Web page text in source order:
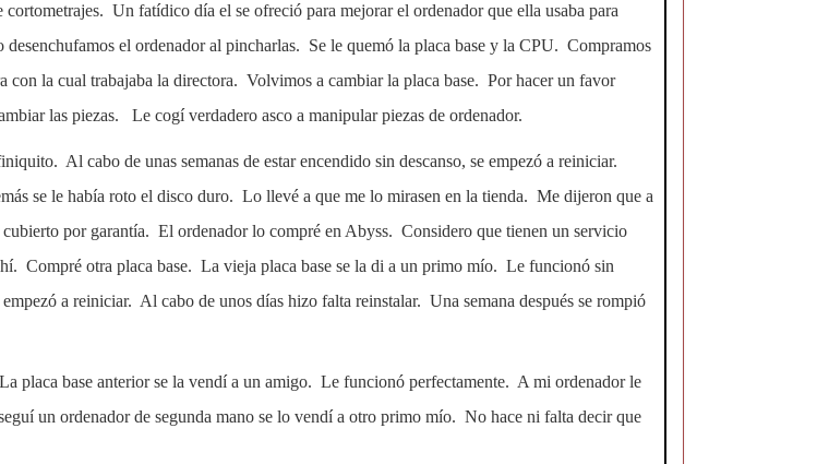
Un fatídico día el se ofreció para mejorar el ordenador que ella usaba para
el ordenador al pincharlas. Se le quemó la placa base y la CPU. Compramos
con la cual trabajaba la directora. Volvimos a cambiar la placa base. Por hacer un favor
las piezas. Le cogí verdadero asco a manipular piezas de ordenador.
Al cabo de unas semanas de estar encendido sin descanso, se empezó a reiniciar.
se le había roto el disco duro. Lo llevé a que me lo mirasen en la tienda. Me dijeron que a
por garantía. El ordenador lo compré en Abyss. Considero que tienen un servicio
Compré otra placa base. La vieja placa base se la di a un primo mío. Le funcionó sin
a reiniciar. Al cabo de unos días hizo falta reinstalar. Una semana después se rompió
placa base anterior se la vendí a un amigo. Le funcionó perfectamente. A mi ordenador le
un ordenador de segunda mano se lo vendí a otro primo mío. No hace ni falta decir que